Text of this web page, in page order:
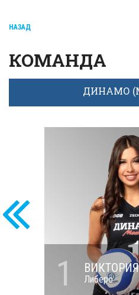
НАЗАД
КОМАНДА
ДИНАМО
1 Либеро